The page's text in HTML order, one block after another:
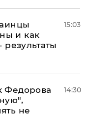
и как
результаты
15:03
Федорова
не
14:30